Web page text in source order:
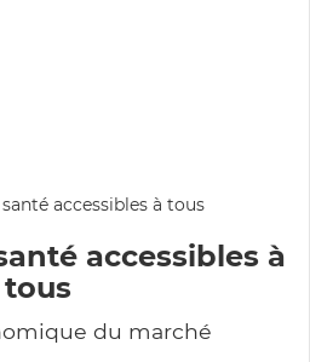
accessibles à
tous
du marché